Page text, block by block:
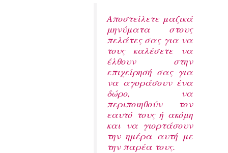
Αποστείλετε μαζικά
μηνύματα στους
πελάτες σας για να
τους καλέσετε να
έλθουν στην
επιχείρησή σας για
να αγοράσουν ένα
δώρο, να
περιποιηθούν τον
εαυτό τους ή ακόμη
και να γιορτάσουν
την ημέρα αυτή με
την παρέα τους.